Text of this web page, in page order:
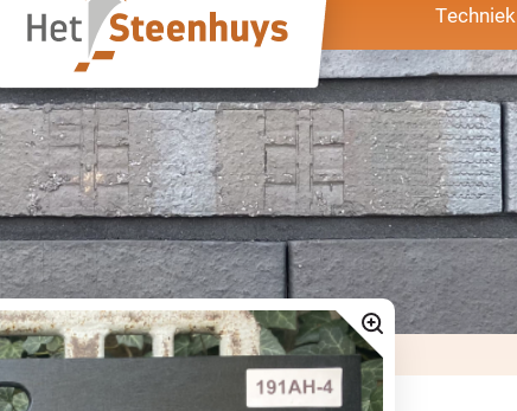
Techniek